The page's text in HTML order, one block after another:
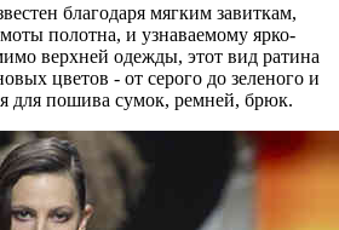
благодаря мягким завиткам,
полотна, и узнаваемому ярко-
верхней одежды, этот вид ратина
цветов - от серого до зеленого и
для пошива сумок, ремней, брюк.